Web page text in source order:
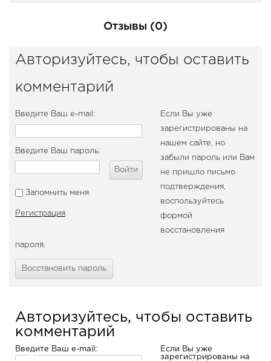
Отзывы (0)
Авторизуйтесь, чтобы оставить
комментарий
Введите Ваш e-mail:
Введите Ваш пароль:
Войти
Запомнить меня
Регистрация
Если Вы уже
зарегистрированы на
нашем сайте, но
забыли пароль или Вам
не пришло письмо
подтверждения,
воспользуйтесь
формой
восстановления
пароля.
Восстановить пароль
Авторизуйтесь, чтобы оставить
комментарий
Введите Ваш e-mail:
Если Вы уже
зарегистрированы на